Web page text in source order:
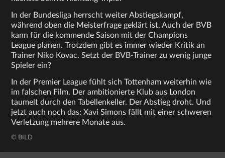
In der Bundesliga herrscht weiter Abstiegskampf,
während oben die Meisterfrage geklärt ist. Auch der BVB
kann für die kommende Saison mit der Champions
League planen. Trotzdem gibt es immer wieder Kritik an
Trainer Niko Kovac. Setzt der BVB-Trainer zu wenig junge
Spieler ein?
In der Premier League fühlt sich Tottenham weiterhin wie
im falschen Film. Der ambitionierte Klub aus London
taumelt durch den Tabellenkeller. Der Abstieg droht. Und
jetzt auch noch das: Xavi Simons fällt mit einer schweren
Verletzung mehrere Monate aus.
© BILD